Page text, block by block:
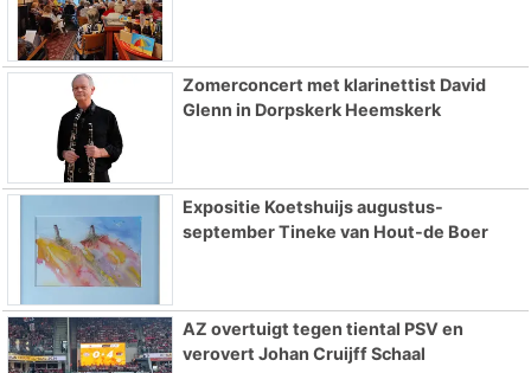
Zomerconcert met klarinettist David
Glenn in Dorpskerk Heemskerk
Expositie Koetshuijs augustus-
september Tineke van Hout-de Boer
AZ overtuigt tegen tiental PSV en
verovert Johan Cruijff Schaal